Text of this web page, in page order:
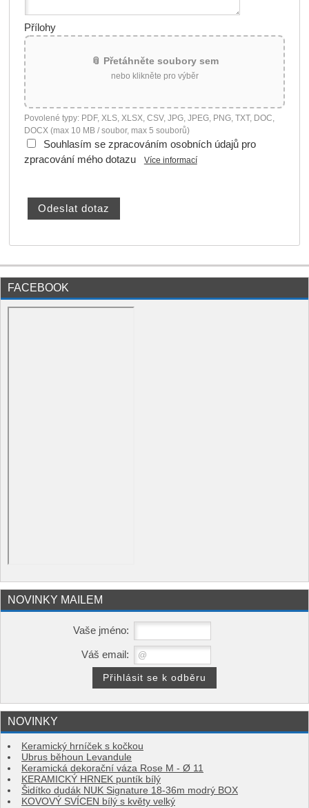
Přílohy
📎 Přetáhněte soubory sem
nebo klikněte pro výběr
Povolené typy: PDF, XLS, XLSX, CSV, JPG, JPEG, PNG, TXT, DOC,
DOCX (max 10 MB / soubor, max 5 souborů)
Souhlasím se zpracováním osobních údajů pro
zpracování mého dotazu
Více informací
FACEBOOK
NOVINKY MAILEM
Vaše jméno:
Váš email:
NOVINKY
Keramický hrníček s kočkou
Ubrus běhoun Levandule
Keramická dekorační váza Rose M - Ø 11
KERAMICKÝ HRNEK puntík bílý
Šidítko dudák NUK Signature 18-36m modrý BOX
KOVOVÝ SVÍCEN bílý s květy velký